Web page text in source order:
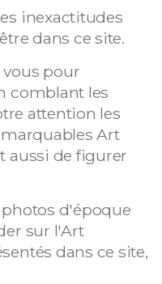
inexactitudes
dans ce site.
pour
comblant les
attention les
Art
aussi de figurer
d'époque
sur l'Art
dans ce site,